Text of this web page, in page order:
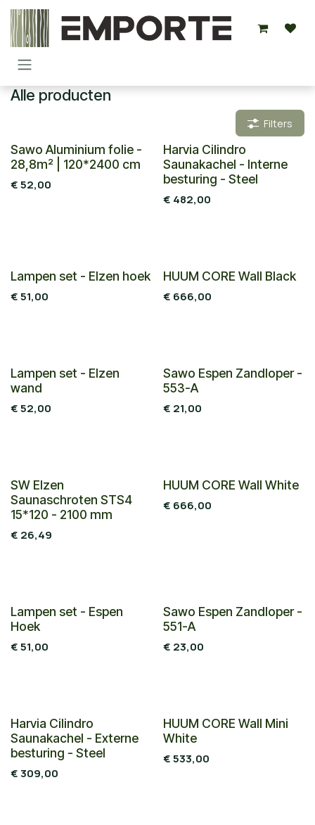
Overslaan naar inhoud
Alle producten
Filters
Sawo Aluminium folie -
28,8m² | 120*2400 cm
€52,00
Harvia Cilindro
Saunakachel - Interne
besturing - Steel
€ 482,00
Combi deal
Lampen set - Elzen hoek
€51,00 Nieuw!
HUUM CORE Wall Black
€ 666,00
Combi deal
Lampen set - Elzen
wand
€52,00
Sawo Espen Zandloper -
553-A
€ 21,00
SW Elzen
Saunaschroten STS4
15*120 - 2100 mm
€ 26,49
Nieuw!
HUUM CORE Wall White
€ 666,00
Combi deal
Lampen set - Espen
Hoek
€51,00
Sawo Espen Zandloper -
551-A
€ 23,00
Harvia Cilindro
Saunakachel - Externe
besturing - Steel
€309,00
Nieuw!
HUUM CORE Wall Mini
White
€533,00